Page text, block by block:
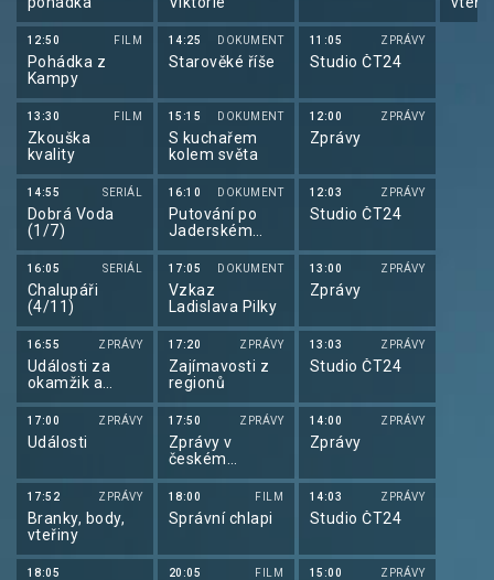
současné
přítelkyni...
12:50 FILM
Pohádka z
Kampy
13:30 FILM
Zkouška
kvality
14:55 SERIÁL
Dobrá Voda
(1/7)
16:05 SERIÁL
Chalupáři
(4/11)
16:55 ZPRÁVY
Události za
okamžik a
počasí
17:00 ZPRÁVY
Události
17:52 ZPRÁVY
Branky, body,
vteřiny
18:05
14:25 DOKUMENT
Starověké říše
15:15 DOKUMENT
S kuchařem
kolem světa
16:10 DOKUMENT
Putování po
Jaderském
moři (2/6)
17:05 DOKUMENT
Vzkaz
Ladislava Pilky
17:20 ZPRÁVY
Zajímavosti z
regionů
17:50 ZPRÁVY
Zprávy v
českém
znakovém
jazyce
18:00 FILM
Správní chlapi
20:05 FILM
11:05 ZPRÁVY
Studio ČT24
12:00 ZPRÁVY
Zprávy
12:03 ZPRÁVY
Studio ČT24
13:00 ZPRÁVY
Zprávy
13:03 ZPRÁVY
Studio ČT24
14:00 ZPRÁVY
Zprávy
14:03 ZPRÁVY
Studio ČT24
15:00 ZPRÁVY